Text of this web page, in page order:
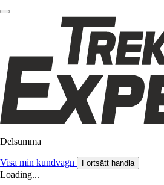
Delsumma
Visa min kundvagn Fortsätt handla
Loading...